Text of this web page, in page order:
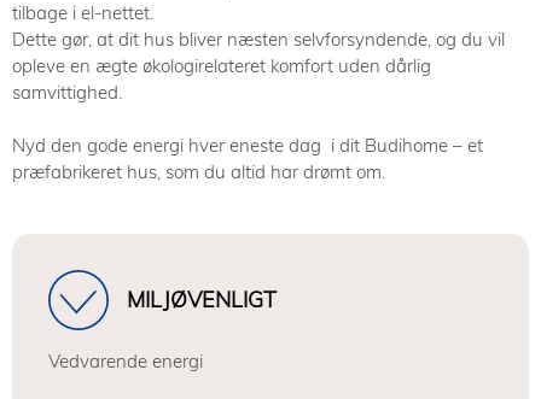
tilbage i el-nettet.
Dette gør, at dit hus bliver næsten selvforsyndende, og du vil
opleve en ægte økologirelateret komfort uden dårlig
samvittighed.
Nyd den gode energi hver eneste dag i dit Budihome – et
præfabrikeret hus, som du altid har drømt om.
MILJØVENLIGT
Vedvarende energi